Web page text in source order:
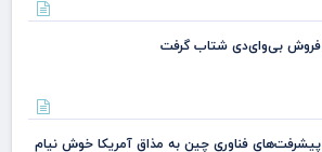
فروش بی‌وای‌دی شتاب گرفت
پیشرفت‌های فناوری چین به مذاق آمریکا خوش نیام